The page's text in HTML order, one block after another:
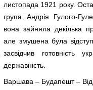
листопада 1921 року.
група Андрія Гулого-
вона зайняла декілька
але змушена була
засвідчив готовність
державність.
Варшава – Будапешт –